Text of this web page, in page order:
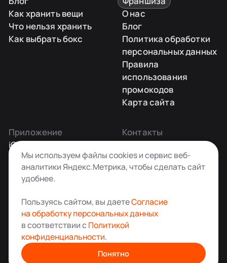
Как хранить вещи
Что нельзя хранить
Как выбрать бокс
О нас
Блог
Политика обработки
персональных данных
Правила
использования
промокодов
Карта сайта
Приложение
iOS
Android
Контакты
Заказать звонок
+7 495 181-55-45
info@kladovkin.ru
Аренда склада для хранения вещей в Москве
© ООО «Кладовкин» 2026. Все права защищены
Мы используем файлы cookies и сервис веб-
аналитики Яндекс.Метрика, чтобы сделать сайт
удобнее.
Пользуясь сайтом, вы даетеСогласие
на обработку персональных данных
в соответствии с Политикой
конфиденциальности.
Понятно